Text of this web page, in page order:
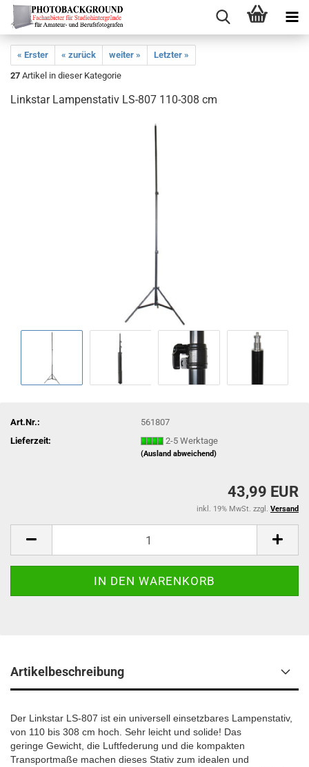
« Erster « zurück weiter »
Letzter »
27 Artikel in dieser Kategorie
Linkstar Lampenstativ LS-807 110-308 cm
Art.Nr.:
561807
Lieferzeit:
2-5 Werktage
(Ausland abweichend)
43,99 EUR
inkl. 19% MwSt. zzgl. Versand
Artikelbeschreibung
Der Linkstar LS-807 ist ein universell einsetzbares Lampenstativ,
von 110 bis 308 cm hoch. Sehr leicht und solide! Das
geringe Gewicht, die Luftfederung und die kompakten
Transportmaße machen dieses Stativ zum idealen und